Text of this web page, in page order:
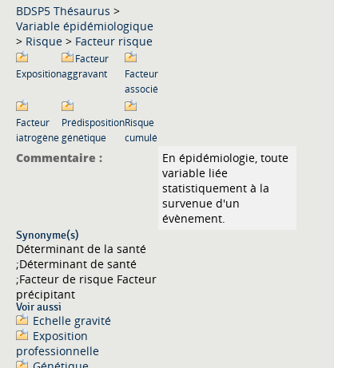
BDSP5 Thésaurus >
Variable épidémiologique
> Risque > Facteur risque
Exposition
Facteur
aggravant
Facteur
associé
Facteur
iatrogène
Prédisposition
génétique
Risque
cumulé
Commentaire :
En épidémiologie, toute
variable liée
statistiquement à la
survenue d'un
évènement.
Synonyme(s)
Déterminant de la santé
;Déterminant de santé
;Facteur de risque Facteur
précipitant
Voir aussi
Echelle gravité
Exposition
professionnelle